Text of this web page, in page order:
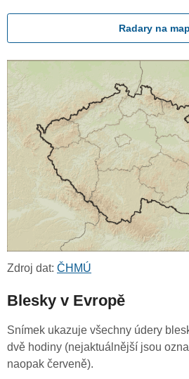
Radary na
Zdroj dat: ČHMÚ
Blesky v Evropě
Snímek ukazuje všechny údery
dvě hodiny (nejaktuálnější jsou
naopak červeně).